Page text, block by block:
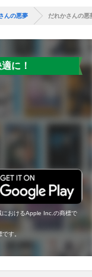
んの悪夢 だれかさんの悪
に！
おけるApple Inc.の商標で
す。